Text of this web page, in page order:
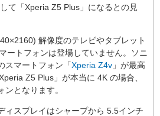
て「Xperia Z5 Plus」になるとの見
解像度のテレビやタブレット
ートフォンは登場していません。ソニ
スマートフォン「Xperia Z4v 」が最高
Z5 Plus」が本当に 4K の場合、
となります。
ィスプレイはシャープから 5.5インチ